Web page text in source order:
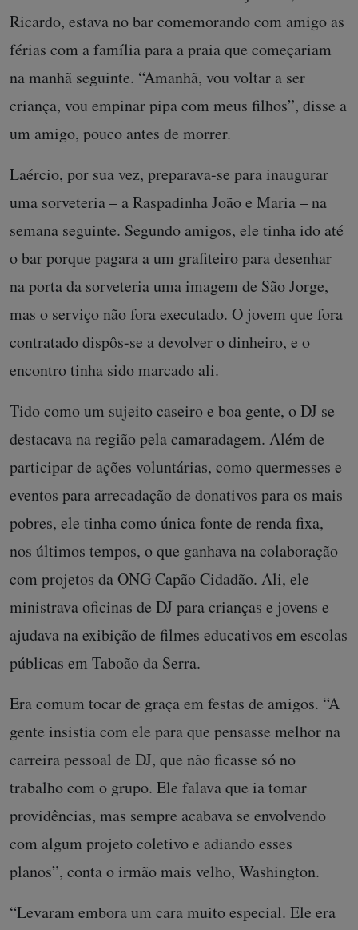
Ricardo, estava no bar comemorando com amigo as
férias com a família para a praia que começariam
na manhã seguinte. “Amanhã, vou voltar a ser
criança, vou empinar pipa com meus filhos”, disse a
um amigo, pouco antes de morrer.
Laércio, por sua vez, preparava-se para inaugurar
uma sorveteria – a Raspadinha João e Maria – na
semana seguinte. Segundo amigos, ele tinha ido até
o bar porque pagara a um grafiteiro para desenhar
na porta da sorveteria uma imagem de São Jorge,
mas o serviço não fora executado. O jovem que fora
contratado dispôs-se a devolver o dinheiro, e o
encontro tinha sido marcado ali.
Tido como um sujeito caseiro e boa gente, o DJ se
destacava na região pela camaradagem. Além de
participar de ações voluntárias, como quermesses e
eventos para arrecadação de donativos para os mais
pobres, ele tinha como única fonte de renda fixa,
nos últimos tempos, o que ganhava na colaboração
com projetos da ONG Capão Cidadão. Ali, ele
ministrava oficinas de DJ para crianças e jovens e
ajudava na exibição de filmes educativos em escolas
públicas em Taboão da Serra.
Era comum tocar de graça em festas de amigos. “A
gente insistia com ele para que pensasse melhor na
carreira pessoal de DJ, que não ficasse só no
trabalho com o grupo. Ele falava que ia tomar
providências, mas sempre acabava se envolvendo
com algum projeto coletivo e adiando esses
planos”, conta o irmão mais velho, Washington.
“Levaram embora um cara muito especial. Ele era